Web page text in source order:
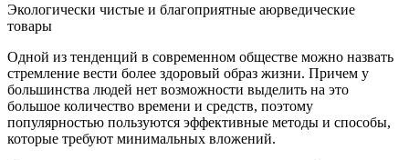
Экологически чистые и благоприятные аюрведические
товары
Одной из тенденций в современном обществе можно назвать
стремление вести более здоровый образ жизни. Причем у
большинства людей нет возможности выделить на это
большое количество времени и средств, поэтому
популярностью пользуются эффективные методы и способы,
которые требуют минимальных вложений.